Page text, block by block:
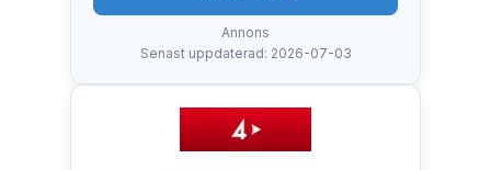
Annons
Senast uppdaterad: 2026-07-03